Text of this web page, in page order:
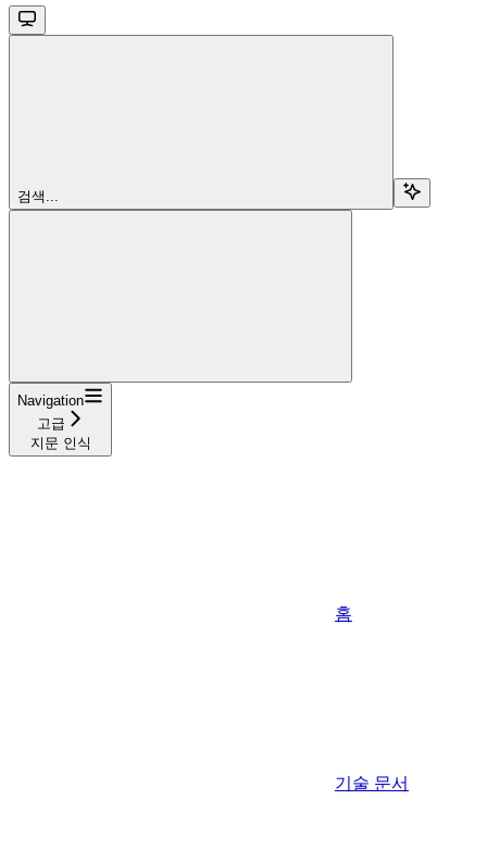
검색...
Navigation
고급
지문 인식
홈
기술 문서